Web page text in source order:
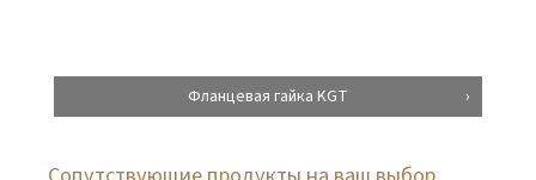
Фланцевая гайка KGT